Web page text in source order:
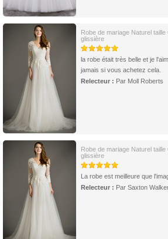
Robe de mariage Naturel
glissière
la robe était très belle et je
jamais si vous achetez cela.
Relecteur : Par Moll Roberts
Robe de mariage Naturel
glissière
La robe est meilleure que
Relecteur : Par Saxton